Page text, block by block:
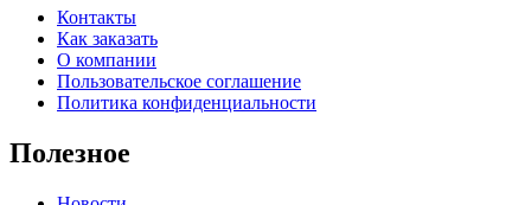
Контакты
Как заказать
О компании
Пользовательское соглашение
Политика конфиденциальности
Полезное